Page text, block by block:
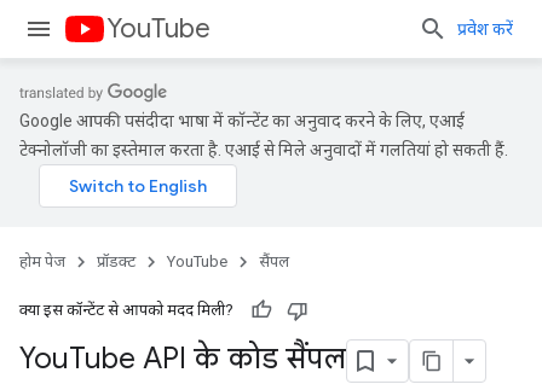
YouTube प्रवेश करें
Google आपकी पसंदीदा भाषा में कॉन्टेंट का अनुवाद करने के लिए, एआई
टेक्नोलॉजी का इस्तेमाल करता है. एआई से मिले अनुवादों में गलतियां हो सकती हैं.
होम पेज प्रॉडक्ट YouTube सैंपल
क्या इस कॉन्टेंट से आपको मदद मिली?
YouTube API के कोड सैंपल